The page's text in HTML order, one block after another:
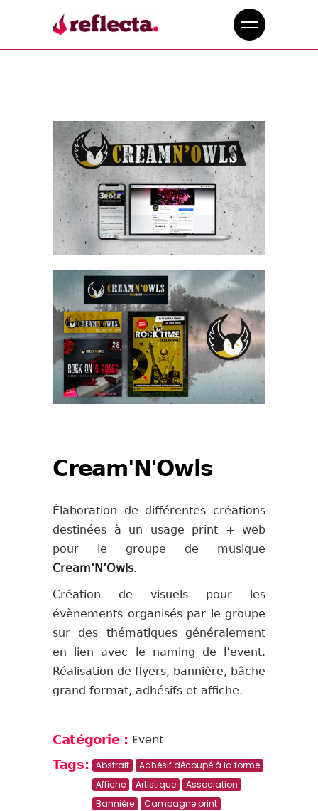
Cream'N'Owls
Élaboration de différentes créations
destinées à un usage print + web
pour le groupe de musique
Cream’N’Owls.
Création de visuels pour les
évènements organisés par le groupe
sur des thématiques généralement
en lien avec le naming de l’event.
Réalisation de flyers, bannière, bâche
grand format, adhésifs et affiche.
Catégorie : Event
Tags: Abstrait
Adhésif découpé à la forme
Affiche
Artistique
Association
Bannière
Campagne print